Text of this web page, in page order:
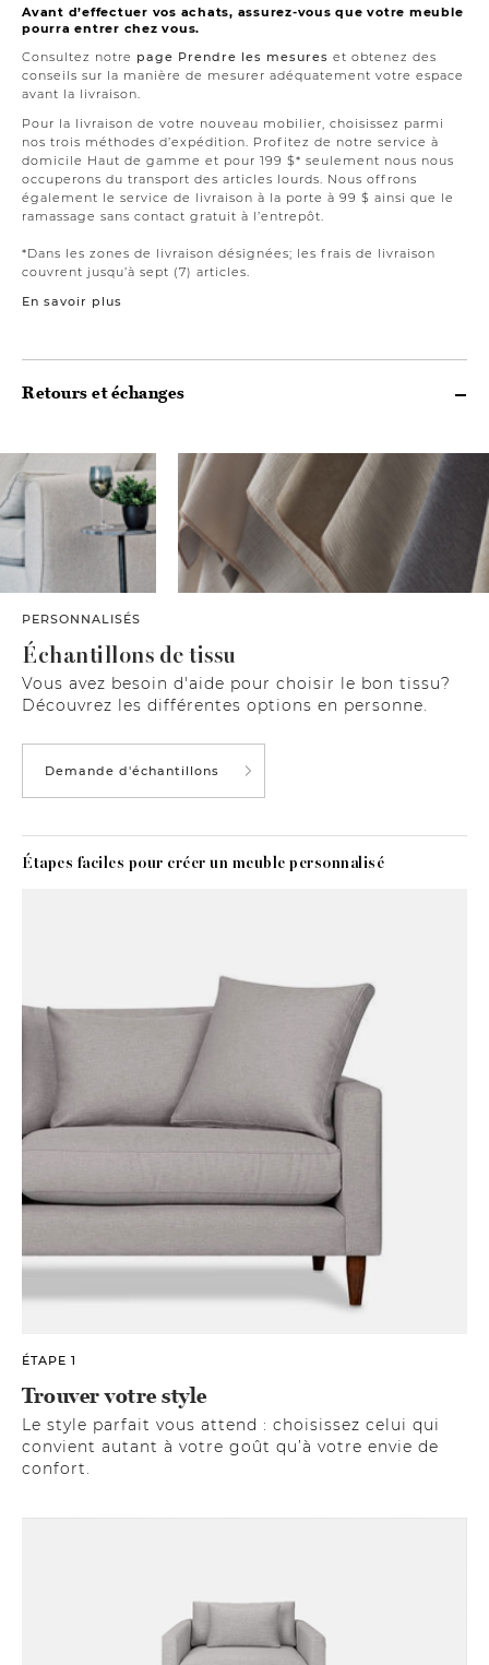
Avant d’effectuer vos achats, assurez-vous que votre meuble
pourra entrer chez vous.
Consultez notre page Prendre les mesures et obtenez des
conseils sur la manière de mesurer adéquatement votre espace
avant la livraison.
Pour la livraison de votre nouveau mobilier, choisissez parmi
nos trois méthodes d’expédition. Profitez de notre service à
domicile Haut de gamme et pour 199 $* seulement nous nous
occuperons du transport des articles lourds. Nous offrons
également le service de livraison à la porte à 99 $ ainsi que le
ramassage sans contact gratuit à l’entrepôt.
*Dans les zones de livraison désignées; les frais de livraison
couvrent jusqu’à sept (7) articles.
En savoir plus
Retours et échanges
PERSONNALISÉS
Échantillons de tissu
Vous avez besoin d'aide pour choisir le bon tissu?
Découvrez les différentes options en personne.
Demande d'échantillons
Étapes faciles pour créer un meuble personnalisé
ÉTAPE 1
Trouver votre style
Le style parfait vous attend : choisissez celui qui
convient autant à votre goût qu’à votre envie de
confort.